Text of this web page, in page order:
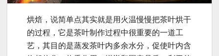
烘焙，说简单点其实就是用火温慢慢把茶叶烘干
的过程，它是茶叶制作过程中很重要的一道工
艺，其目的是蒸发茶叶内多余水分，促使叶内含